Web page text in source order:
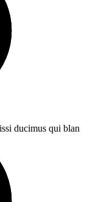
ducimus qui blan